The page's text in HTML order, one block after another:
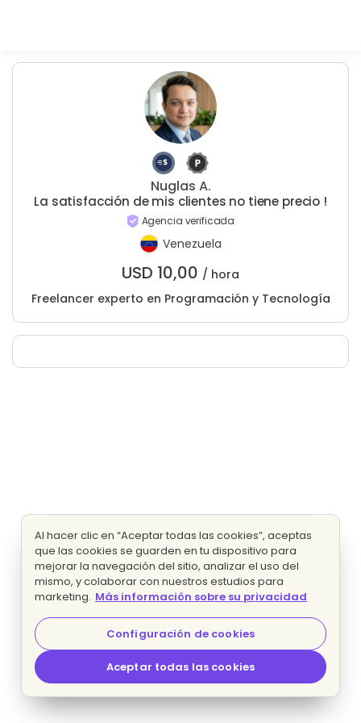
Nuglas A.
La satisfacción de mis clientes no tiene precio !
Agencia verificada
Venezuela
USD 10,00 / hora
Freelancer experto en Programación y Tecnología
Al hacer clic en “Aceptar todas las cookies”, aceptas
que las cookies se guarden en tu dispositivo para
mejorar la navegación del sitio, analizar el uso del
mismo, y colaborar con nuestros estudios para
marketing. Más información sobre su privacidad
Configuración de cookies
Aceptar todas las cookies